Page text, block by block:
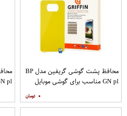
محافظ پشت گوشی گریفین مدل BP
GN pl مناسب برای گوشی موبایل
۰